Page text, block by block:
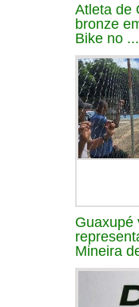
Atleta de
bronze
Bike no ...
Guaxupé
Mineira